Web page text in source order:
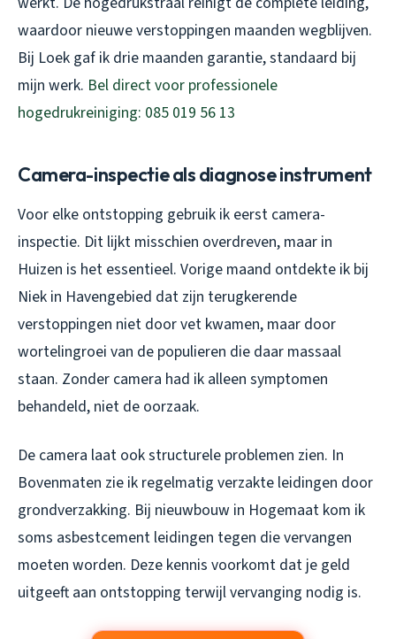
waardoor nieuwe verstoppingen maanden wegblijven.
Bij Loek gaf ik drie maanden garantie, standaard bij
mijn werk. Bel direct voor professionele
hogedrukreiniging: 085 019 56 13
Camera-inspectie als diagnose instrument
Voor elke ontstopping gebruik ik eerst camera-
inspectie. Dit lijkt misschien overdreven, maar in
Huizen is het essentieel. Vorige maand ontdekte ik bij
Niek in Havengebied dat zijn terugkerende
verstoppingen niet door vet kwamen, maar door
wortelingroei van de populieren die daar massaal
staan. Zonder camera had ik alleen symptomen
behandeld, niet de oorzaak.
De camera laat ook structurele problemen zien. In
Bovenmaten zie ik regelmatig verzakte leidingen door
grondverzakking. Bij nieuwbouw in Hogemaat kom ik
soms asbestcement leidingen tegen die vervangen
moeten worden. Deze kennis voorkomt dat je geld
uitgeeft aan ontstopping terwijl vervanging nodig is.